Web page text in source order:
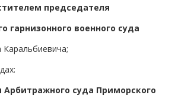
председателя
гарнизонного военного суда
суда Приморского